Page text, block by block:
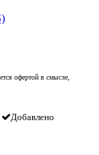
офертой в смысле,
Добавлено